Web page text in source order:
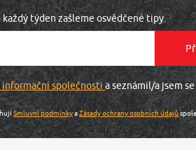
týden zašleme osvědčené tipy.
společnosti a seznámil/a jsem
Smluvní podmínkyaZásady ochrany osobních údajů